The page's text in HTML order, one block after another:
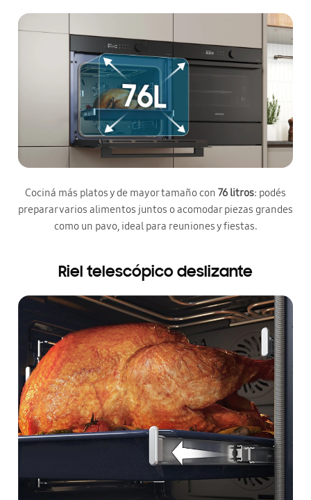
Cociná más platos y de mayor tamaño con 76 litros: podés
preparar varios alimentos juntos o acomodar piezas grandes
como un pavo, ideal para reuniones y fiestas.
Riel telescópico deslizante